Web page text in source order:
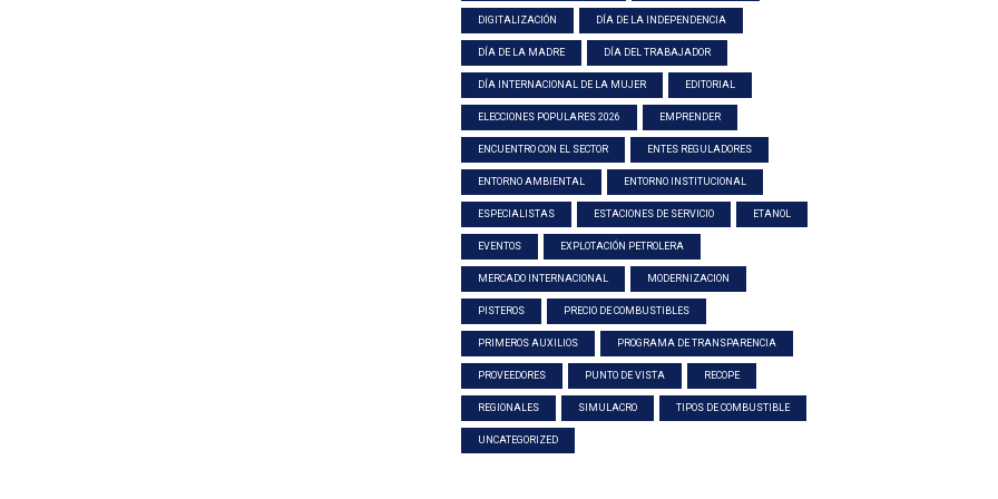
DIGITALIZACIÓN DÍA DE LA INDEPENDENCIA
DÍA DE LA MADRE DÍA DEL TRABAJADOR
DÍA INTERNACIONAL DE LA MUJER EDITORIAL
ELECCIONES POPULARES 2026 EMPRENDER
ENCUENTRO CON EL SECTOR ENTES REGULADORES
ENTORNO AMBIENTAL ENTORNO INSTITUCIONAL
ESPECIALISTAS ESTACIONES DE SERVICIO ETANOL
EVENTOS EXPLOTACIÓN PETROLERA
MERCADO INTERNACIONAL MODERNIZACION
PISTEROS PRECIO DE COMBUSTIBLES
PRIMEROS AUXILIOS PROGRAMA DE TRANSPARENCIA
PROVEEDORES PUNTO DE VISTA RECOPE
REGIONALES SIMULACRO TIPOS DE COMBUSTIBLE
UNCATEGORIZED